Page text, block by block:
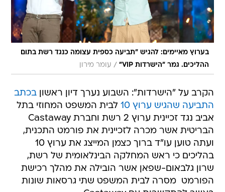
בערוץ מאיימים: להגיש "תביעה כספית עצומה כנגד רשת בתום
ההליכים. גמר "הישרדות VIP"
/ עומר מירון
הקרב על "הישרדות": השבוע נערך דיון ראשוןבכתב
התביעה שהגיש ערוץ 10
לבית המשפט המחוזי בתל
אביב נגד זכיינית ערוץ 2 רשת וחברת Castaway
הבריטית אשר מכרה לזכיינית את פורמט התכנית,
ועתה טוען עו"ד ברוך כצמן המייצג את ערוץ 10
בהליכים כי ראש המחלקה הבינלאומית של רשת,
שרון גלבאום-שפאן אשר הובילה את מהלך רכישת
הפורמט  מסרה לבית המשפט שתי גרסאות שונות